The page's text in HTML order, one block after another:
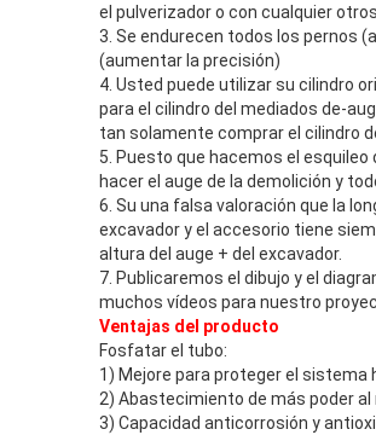
el pulverizador o con cualquier
3. Se endurecen todos los pernos
(aumentar la precisión)
4. Usted puede utilizar su cilindro
para el cilindro del mediados de-
tan solamente comprar el cilindro
5. Puesto que hacemos el
hacer el auge de la demolición y
6. Su una falsa valoración que la
excavador y el accesorio tiene
altura del auge + del excavador.
7. Publicaremos el dibujo y el
muchos vídeos para nuestro
Ventajas del producto
Fosfatar el tubo:
1) Mejore para proteger el sistema
2) Abastecimiento de más poder
3) Capacidad anticorrosión y